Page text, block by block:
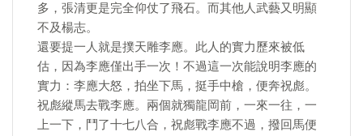
多，張清更是完全仰仗了飛石。而其他人武藝又明顯
不及楊志。
還要提一人就是撲天雕李應。此人的實力歷來被低
估，因為李應僅出手一次！不過這一次能說明李應的
實力：李應大怒，拍坐下馬，挺手中槍，便奔祝彪。
祝彪縱馬去戰李應。兩個就獨龍岡前，一來一往，一
上一下，鬥了十七八合，祝彪戰李應不過，撥回馬便